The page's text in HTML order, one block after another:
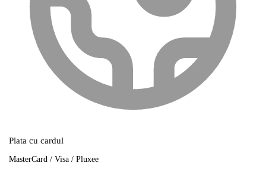
Plata cu cardul
MasterCard / Visa / Pluxee